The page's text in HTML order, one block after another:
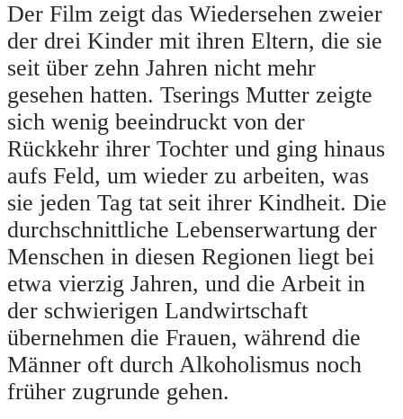
Der Film zeigt das Wiedersehen zweier
der drei Kinder mit ihren Eltern, die sie
seit über zehn Jahren nicht mehr
gesehen hatten. Tserings Mutter zeigte
sich wenig beeindruckt von der
Rückkehr ihrer Tochter und ging hinaus
aufs Feld, um wieder zu arbeiten, was
sie jeden Tag tat seit ihrer Kindheit. Die
durchschnittliche Lebenserwartung der
Menschen in diesen Regionen liegt bei
etwa vierzig Jahren, und die Arbeit in
der schwierigen Landwirtschaft
übernehmen die Frauen, während die
Männer oft durch Alkoholismus noch
früher zugrunde gehen.